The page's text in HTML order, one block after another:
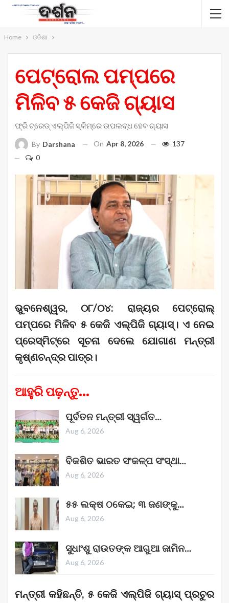
Home ଓଡିଶା
ପେଟ୍ରୋଲ ପମ୍ପରେ
ମିଳିବ ୫ କେଜି ଗ୍ୟାସ
ଫ୍ରି ଟ୍ରେଡ୍‌ ଏଲ୍‌ପିଜି ସ୍କିମ୍‌ରେ ଉପଲବ୍ଧ ହେବ ଗ୍ୟାସ
By Darshana On Apr 8, 2026
137
0
ଭୁବନେଶ୍ୱର, ୦୮/୦୪: ରାଜ୍ୟର ପେଟ୍ରୋଲ୍‌
ପମ୍ପରେ ମିଳିବ ୫ କେଜି ଏଲ୍‌ପିଜି ଗ୍ୟାସ୍। ଏ ନେଇ
ପ୍ରେସ୍‌ମିଟ୍‌ରେ ସୂଚନା ଦେଲେ ଯୋଗାଣ ମନ୍ତ୍ରୀ
କୃଷ୍ଣଚନ୍ଦ୍ର ପାତ୍ର।
ଆହୁରି ପଢ଼ନ୍ତୁ...
ପୂର୍ବତନ ମନ୍ତ୍ରୀ ସ୍ୱର୍ଗତ…
Aug 6, 2026
ବିକଶିତ ଭାରତ ସଂକଳ୍ପ ସଂସ୍ଥା…
Aug 6, 2026
୫୫ ଲକ୍ଷ ଠକେଇ; ୩ ଜଣଙ୍କୁ…
Aug 6, 2026
ସୁଧାଂଶୁ ରାଉତଙ୍କ ଆଗୁଆ ଜାମିନ…
Aug 6, 2026
ମନ୍ତ୍ରୀ କହିଛନ୍ତି, ୫ କେଜି ଏଲ୍‌ପିଜି ଗ୍ୟାସ୍‌ ପ୍ରଚୁର